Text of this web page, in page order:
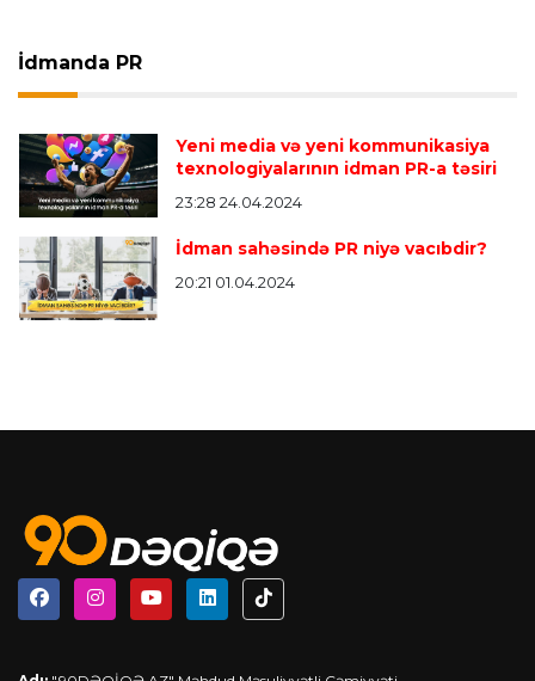
İdmanda PR
Yeni media və yeni kommunikasiya
texnologiyalarının idman PR-a təsiri
23:28 24.04.2024
İdman sahəsində PR niyə vacıbdir?
20:21 01.04.2024